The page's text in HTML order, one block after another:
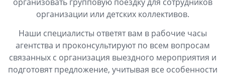
организации или детских коллективов.
Наши специалисты ответят вам в рабочие часы
агентства и проконсультируют по всем вопросам
связанных с организация выездного мероприятия и
подготовят предложение, учитывая все особенности